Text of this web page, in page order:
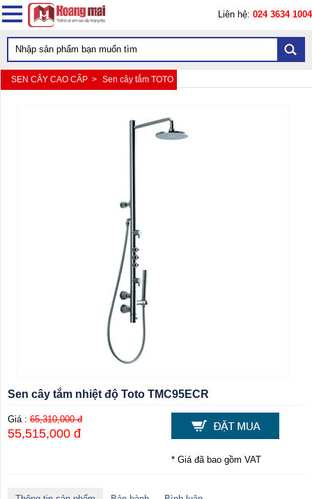
Liên hệ: 024 3634 1004
SEN CÂY CAO CẤP > Sen cây tắm TOTO
Sen cây tắm nhiệt độ Toto TMC95ECR
Giá : 65,310,000 đ
55,515,000 đ
* Giá đã bao gồm VAT